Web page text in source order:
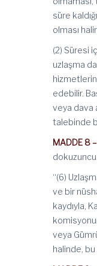
süre
olması
(2) Süresi
uzlaşma
edebilir.
veya dava
talebinde
MADDE 8 –
dokuzuncu
“(6)
ve bir
kaydıyla,
veya
halinde,